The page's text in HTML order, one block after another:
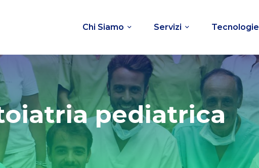
Chi Siamo Servizi Tecnologie
pediatrica